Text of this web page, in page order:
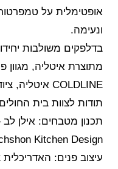
אופטימלית על
ונעימה.
בדלפקים משולבות
מתוצרת איטליה, מגוון
COLDLINE איטליה, ציוד בישול פרונטלי ועוד.
תודות לצוות בית
תכנון מטבחים: אילן
Kitchen Design